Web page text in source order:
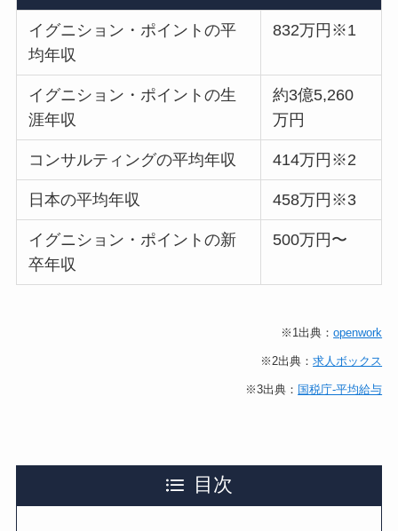
イグニション・ポイントの平
均年収
832万円※1
イグニション・ポイントの生
涯年収
約3億5,260
万円
コンサルティングの平均年収 414万円※2
日本の平均年収 458万円※3
イグニション・ポイントの新
卒年収
500万円〜
※1出典：openwork
※2出典：求人ボックス
※3出典： 国税庁-平均給与
目次